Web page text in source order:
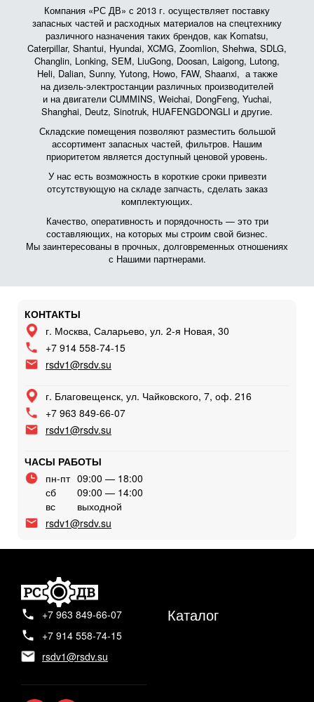
Компания «РС ДВ» с 2013 г. осуществляет поставку
запасных частей и расходных материалов на спецтехнику
различного назначения таких брендов, как Komatsu,
Caterpillar, Shantui, Hyundai, XCMG, Zoomlion, Shehwa, SDLG,
Changlin, Lonking, SEM, LiuGong, Doosan, Laigong, Lutong,
Heli, Dalian, Sunny, Yutong, Howo, FAW, Shaanxi, а также
на дизель-электростанции различных производителей
и на двигатели CUMMINS, Weichai, DongFeng, Yuchai,
Shanghai, Deutz, Sinotruk, HUAFENGDONGLI и другие.
Складские помещения позволяют разместить большой
ассортимент запасных частей, фильтров. Нашим
приоритетом является доступный ценовой уровень.
У нас есть возможность в короткие сроки привезти
отсутствующую на складе запчасть, сделать заказ
комплектующих.
Качество, оперативность и порядочность — это три
составляющих, на которых мы строим свой бизнес.
Мы заинтересованы в прочных, долговременных отношениях
с Нашими партнерами.
КОНТАКТЫ
г. Москва, Саларьево, ул. 2-я Новая, 30
+7 914 558-74-15
rsdv1@rsdv.su
г. Благовещенск, ул. Чайковского, 7, оф. 216
+7 963 849-66-07
rsdv1@rsdv.su
ЧАСЫ РАБОТЫ
пн-пт 09:00 — 18:00
сб
09:00 — 14:00
вс
выходной
rsdv1@rsdv.su
+7 963 849-66-07
+7 914 558-74-15
rsdv1@rsdv.su
Каталог